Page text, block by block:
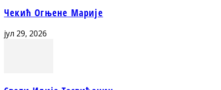
Чекић Огњене Марије
јул 29, 2026